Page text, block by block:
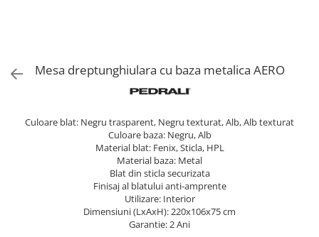
Mesa dreptunghiulara cu baza metalica AERO
Culoare blat: Negru trasparent, Negru texturat, Alb, Alb texturat
Culoare baza: Negru, Alb
Material blat: Fenix, Sticla, HPL
Material baza: Metal
Blat din sticla securizata
Finisaj al blatului anti-amprente
Utilizare: Interior
Dimensiuni (LxAxH): 220x106x75 cm
Garantie: 2 Ani